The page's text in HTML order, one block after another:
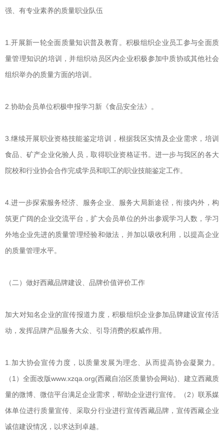
强、有专业素养的质量职业队伍
1.开展新一轮全面质量知识普及教育。积极组织企业员工参与全面质
量管理知识的培训，并组织动员区内企业积极参加中质协或其他社会
组织举办的质量方面的培训。
2.协助会员单位积极申报学习新《食品安全法》。
3.继续开展职业资格技能鉴定培训，根据我区实情及企业需求，培训
食品、矿产企业化验人员，取得职业资格证书。进一步与我区的各大
院校和行业协会合作完成学员和职工的职业技能鉴定工作。
4.进一步探索服务经济、服务企业、服务大局新途径，衔接内外，构
筑更广阔的企业交流平台，扩大会员单位的外出参观学习人数，学习
外地企业先进的质量管理经验和做法，并加以吸收利用，以提高企业
的质量管理水平。
（二）做好西藏品牌建设、品牌价值评价工作
加大对知名企业的宣传报道力度，积极组织企业参加品牌建设宣传活
动，发挥品牌产品服务大众、引导消费的权威作用。
1.加大协会宣传力度，以质量发展为理念、从而提高协会凝聚力。
（1）全面改版www.xzqa.org(西藏自治区质量协会网站)、建立西藏质
量的微博、微信平台满足企业需求，帮助企业进行宣传。（2）联系媒
体单位进行质量宣传、采取分行业进行宣传西藏品牌，宣传西藏企业
诚信建设情况，以求达到卓越。